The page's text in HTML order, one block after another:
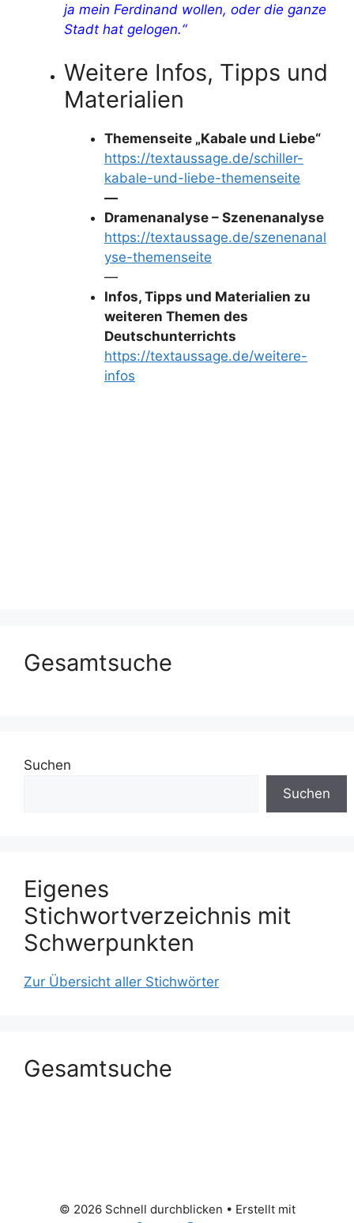
ja mein Ferdinand wollen, oder die ganze
Stadt hat gelogen.“
Weitere Infos, Tipps und
Materialien
Themenseite „Kabale und Liebe“
https://textaussage.de/schiller-
kabale-und-liebe-themenseite
—
Dramenanalyse – Szenenanalyse
https://textaussage.de/szenenanal
yse-themenseite
—
Infos, Tipps und Materialien zu
weiteren Themen des
Deutschunterrichts
https://textaussage.de/weitere-
infos
Gesamtsuche
Suchen
Suchen
Eigenes
Stichwortverzeichnis mit
Schwerpunkten
Zur Übersicht aller Stichwörter
Gesamtsuche
© 2026 Schnell durchblicken • Erstellt mit